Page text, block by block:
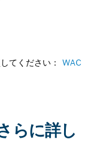
てください： WAC
らに詳し